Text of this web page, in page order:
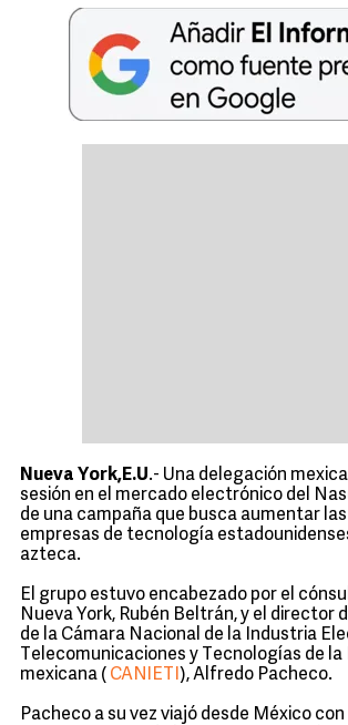
Nueva York,E.U.- Una delegación
sesión en el mercado electrónico del
de una campaña que busca aumentar
empresas de tecnología
azteca.
El grupo estuvo encabezado por el
Nueva York, Rubén Beltrán, y el director
de la Cámara Nacional de la Industria
Telecomunicaciones y Tecnologías de
mexicana ( CANIETI ), Alfredo Pacheco.
Pacheco a su vez viajó desde México